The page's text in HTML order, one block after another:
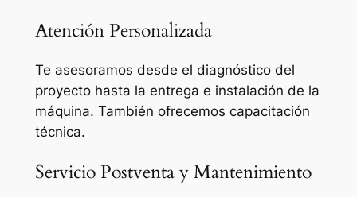
Atención Personalizada
Te asesoramos desde el diagnóstico del
proyecto hasta la entrega e instalación de la
máquina. También ofrecemos capacitación
técnica.
Servicio Postventa y Mantenimiento